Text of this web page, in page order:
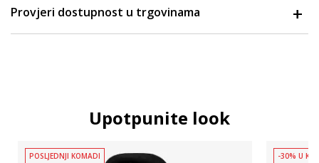
Provjeri dostupnost u trgovinama
Upotpunite look
POSLJEDNJI KOMADI -30% U